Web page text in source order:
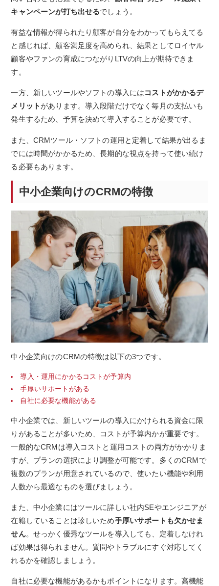
キャンペーンが打ち出せるでしょう。
有益な情報が得られたり顧客が自分をわかってもらえてる
と感じれば、顧客満足度を高められ、結果としてロイヤル
顧客やファンの育成につながりLTVの向上が期待できま
す。
一方、新しいツールやソフトの導入にはコストがかかるデ
メリット があります。導入段階だけでなく毎月の支払いも
発生するため、予算を決めて導入することが必要です。
また、CRMツール・ソフトの運用と定着して結果が出るま
でには時間がかかるため、長期的な視点を持って使い続け
る必要もあります。
中小企業向けのCRMの特徴
中小企業向けのCRMの特徴は以下の3つです。
導入・運用にかかるコストが予算内
手厚いサポートがある
自社に必要な機能がある
中小企業では、新しいツールの導入にかけられる資金に限
りがあることが多いため、コストが予算内かが重要です。
一般的なCRMは導入コストと運用コストの両方がかかりま
すが、プランの選択により調整が可能です。多くのCRMで
複数のプランが用意されているので、使いたい機能や利用
人数から最適なものを選びましょう。
また、中小企業にはツールに詳しい社内SEやエンジニアが
在籍していることは珍しいため手厚いサポートも欠かせま
せん。せっかく優秀なツールを導入しても、定着しなけれ
ば効果は得られません。質問やトラブルにすぐ対応してく
れるかを確認しましょう。
自社に必要な機能があるかもポイントになります。高機能